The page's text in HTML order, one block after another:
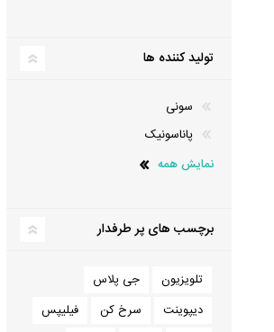
تولید کننده ها
سونی
پاناسونیک
نمایش همه
برچسب های پر طرفدار
تلویزیون
جی پلاس
دیپوینت
سرخ کن
فیلیپس